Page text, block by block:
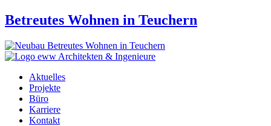
Betreutes Wohnen in Teuchern
Aktuelles
Projekte
Büro
Karriere
Kontakt